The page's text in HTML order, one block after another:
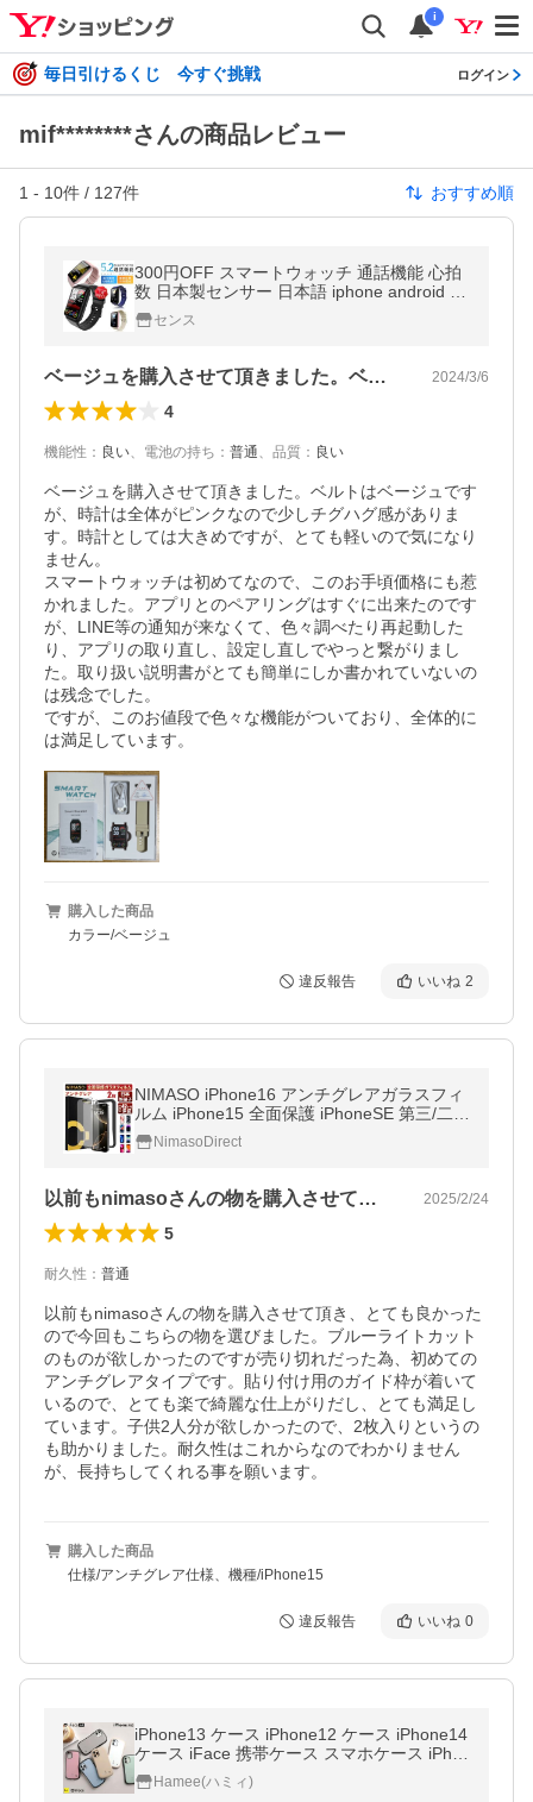
i
毎日引けるくじ 今すぐ挑戦 ログイン
mif********さんの商品レビュー
1 - 10件 / 127件 おすすめ順
300円OFF スマートウォッチ 通話機能 心拍
数 日本製センサー 日本語 iphone android 1.
57インチ 歩数計 着信通知 健康管理 睡眠検
測 2025
センス
ベージュを購入させて頂きました。ベルト… 2024/3/6
4
機能性 ： 良い、 電池の持ち ： 普通、 品質 ： 良い
ベージュを購入させて頂きました。ベルトはベージュです
が、時計は全体がピンクなので少しチグハグ感がありま
す。時計としては大きめですが、とても軽いので気になり
ません。
スマートウォッチは初めてなので、このお手頃価格にも惹
かれました。アプリとのペアリングはすぐに出来たのです
が、LINE等の通知が来なくて、色々調べたり再起動した
り、アプリの取り直し、設定し直しでやっと繋がりまし
た。取り扱い説明書がとても簡単にしか書かれていないの
は残念でした。
ですが、このお値段で色々な機能がついており、全体的に
は満足しています。
購入した商品
カラー/ベージュ
違反報告 いいね 2
NIMASO iPhone16 アンチグレアガラスフィ
ルム iPhone15 全面保護 iPhoneSE 第三/二世
代 iPhone12 mini 11 XR 11pro X XSガラスフ
ィルム さらさら ポイント利用
NimasoDirect
以前もnimasoさんの物を購入させて… 2025/2/24
5
耐久性 ： 普通
以前もnimasoさんの物を購入させて頂き、とても良かった
ので今回もこちらの物を選びました。ブルーライトカット
のものが欲しかったのですが売り切れだった為、初めての
アンチグレアタイプです。貼り付け用のガイド枠が着いて
いるので、とても楽で綺麗な仕上がりだし、とても満足し
ています。子供2人分が欲しかったので、2枚入りというの
も助かりました。耐久性はこれからなのでわかりません
が、長持ちしてくれる事を願います。
購入した商品
仕様/アンチグレア仕様、機種/iPhone15
違反報告 いいね 0
iPhone13 ケース iPhone12 ケース iPhone14
ケース iFace 携帯ケース スマホケース iPho
ne13mini ケース iPhonese ケース iPhone14
proケース 13pro くすみ
Hamee(ハミィ)